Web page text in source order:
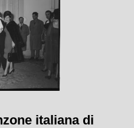
italiana di